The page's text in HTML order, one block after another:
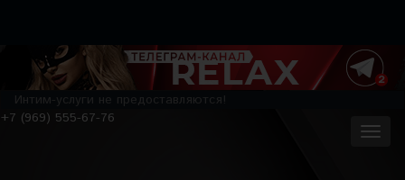
Интим-услуги не предоставляются!
+7 (969) 555-67-76